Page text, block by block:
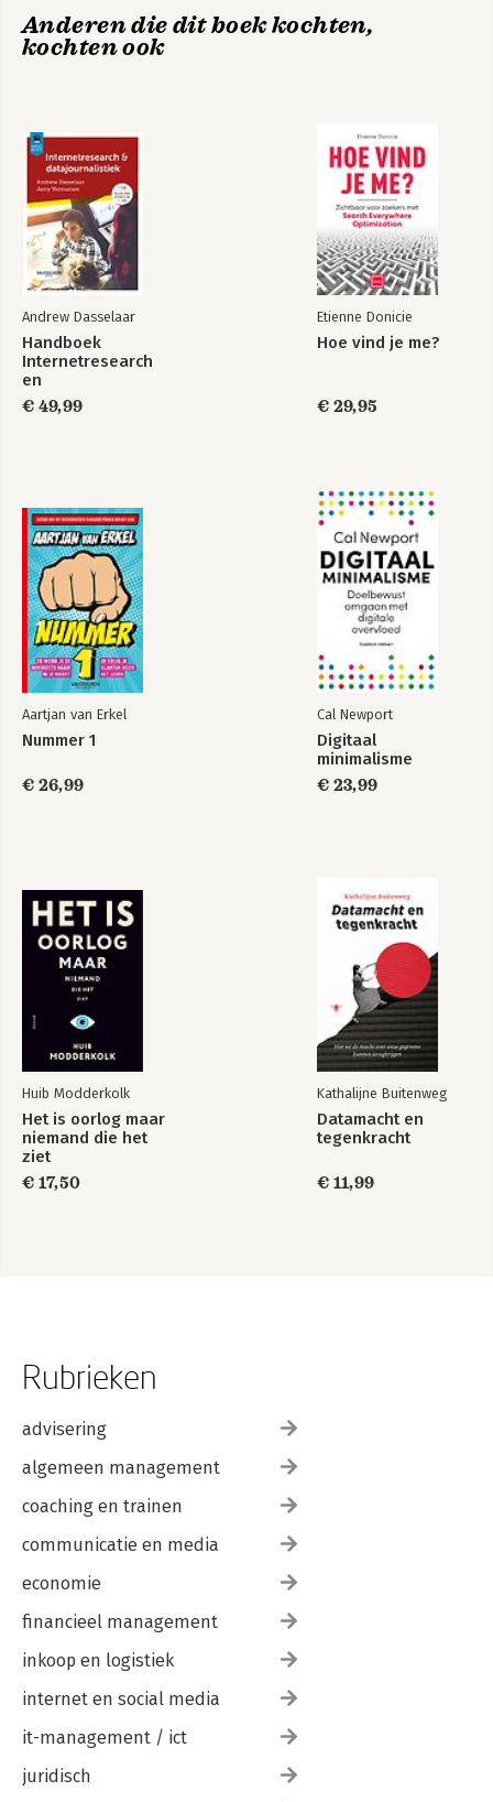
9. Guidelines: Sociability and usability
10. Assessing needs and evaluating communities
References
Index
Anderen die dit boek kochten,
kochten ook
Andrew Dasselaar
Handboek
Internetresearch
en
datajournalistiek
€ 49,99
Etienne Donicie
Hoe vind je me?
€ 29,95
Aartjan van Erkel
Nummer 1
€ 26,99
Cal Newport
Digitaal
minimalisme
€ 23,99
Huib Modderkolk
Het is oorlog maar
niemand die het
ziet
€ 17,50
Kathalijne Buitenweg
Datamacht en
tegenkracht
€ 11,99
Rubrieken
advisering
algemeen management
coaching en trainen
communicatie en media
economie
financieel management
inkoop en logistiek
internet en social media
it-management / ict
juridisch